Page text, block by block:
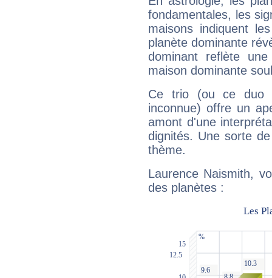
fondamentales, les
maisons indiquent
planète dominante
dominant reflète
maison dominante
Ce trio (ou ce duo
inconnue) offre un
amont d'une
dignités. Une sorte
thème.
Laurence Naismith,
des planètes :